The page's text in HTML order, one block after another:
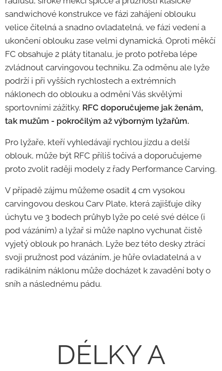
sandwichové konstrukce ve fázi zahájení oblouku
velice čitelná a snadno ovladatelná, ve fázi vedení a
ukončení oblouku zase velmi dynamická. Oproti měkčí
FC obsahuje 2 pláty titanalu, je proto potřeba lépe
zvládnout carvingovou techniku. Za odměnu ale lyže
podrží i při vyšších rychlostech a extrémních
náklonech do oblouku a odmění Vás skvělými
sportovními zážitky. RFC doporučujeme jak ženám,
tak mužům - pokročilým až výborným lyžařům.
Pro lyžaře, kteří vyhledávají rychlou jízdu a delší
oblouk, může být RFC příliš točivá a doporučujeme
proto zvolit raději modely z řady Performance Carving.
V případě zájmu můžeme osadit 4 cm vysokou
carvingovou deskou Carv Plate, která zajišťuje díky
úchytu ve 3 bodech průhyb lyže po celé své délce (i
pod vázáním) a lyžař si může naplno vychunat čistě
vyjetý oblouk po hranách. Lyže bez této desky ztrácí
svoji pružnost pod vázáním, je hůře ovladatelná a v
radikálním náklonu může docházet k zavadění boty o
sníh a následnému pádu.
DÉLKY A